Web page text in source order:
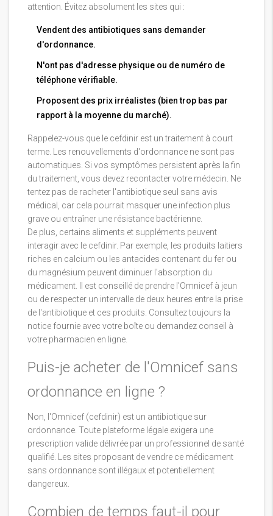
attention. Évitez absolument les sites qui :
Vendent des antibiotiques sans demander
d'ordonnance.
N'ont pas d'adresse physique ou de numéro de
téléphone vérifiable.
Proposent des prix irréalistes (bien trop bas par
rapport à la moyenne du marché).
Rappelez-vous que le cefdinir est un traitement à court
terme. Les renouvellements d'ordonnance ne sont pas
automatiques. Si vos symptômes persistent après la fin
du traitement, vous devez recontacter votre médecin. Ne
tentez pas de racheter l'antibiotique seul sans avis
médical, car cela pourrait masquer une infection plus
grave ou entraîner une résistance bactérienne.
De plus, certains aliments et suppléments peuvent
interagir avec le cefdinir. Par exemple, les produits laitiers
riches en calcium ou les antacides contenant du fer ou
du magnésium peuvent diminuer l'absorption du
médicament. Il est conseillé de prendre l'Omnicef à jeun
ou de respecter un intervalle de deux heures entre la prise
de l'antibiotique et ces produits. Consultez toujours la
notice fournie avec votre boîte ou demandez conseil à
votre pharmacien en ligne.
Puis-je acheter de l'Omnicef sans
ordonnance en ligne ?
Non, l'Omnicef (cefdinir) est un antibiotique sur
ordonnance. Toute plateforme légale exigera une
prescription valide délivrée par un professionnel de santé
qualifié. Les sites proposant de vendre ce médicament
sans ordonnance sont illégaux et potentiellement
dangereux.
Combien de temps faut-il pour